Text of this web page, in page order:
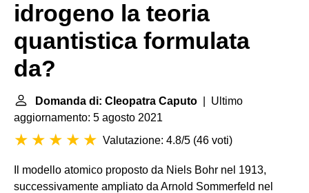
idrogeno la teoria
quantistica formulata
da?
Domanda di: Cleopatra Caputo | Ultimo
aggiornamento: 5 agosto 2021
Valutazione: 4.8/5 (46 voti)
Il modello atomico proposto da Niels Bohr nel 1913,
successivamente ampliato da Arnold Sommerfeld nel